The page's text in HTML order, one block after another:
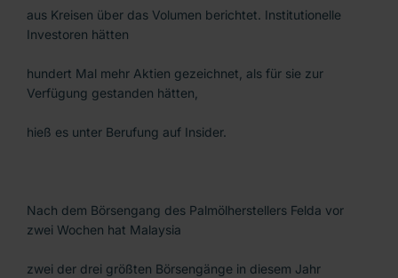
aus Kreisen über das Volumen berichtet. Institutionelle
Investoren hätten
hundert Mal mehr Aktien gezeichnet, als für sie zur
Verfügung gestanden hätten,
hieß es unter Berufung auf Insider.
Nach dem Börsengang des Palmölherstellers Felda vor
zwei Wochen hat Malaysia
zwei der drei größten Börsengänge in diesem Jahr